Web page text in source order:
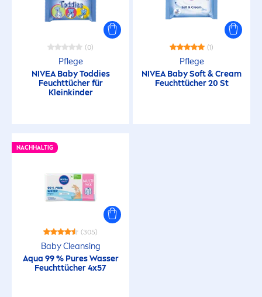
(0)
Pflege
NIVEABaby Toddies
Feuchttücher für
Kleinkinder
(1)
Pflege
NIVEABaby Soft & Cream
Feuchttücher 20 St
NACHHALTIG
(305)
Baby Cleansing
Aqua 99 % Pures Wasser
Feuchttücher 4x57